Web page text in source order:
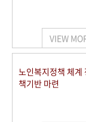
VIEW
노인복지정책 체계
책기반 마련